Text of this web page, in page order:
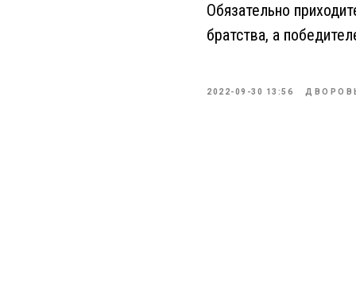
Обязательно
братства, а
2022-09-30 13:56